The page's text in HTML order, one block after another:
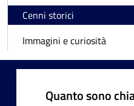
Cenni storici
Immagini e curiosità
Quanto sono